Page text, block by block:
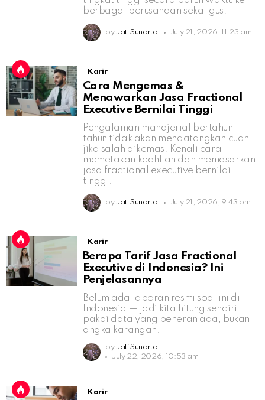
berbagai perusahaan sekaligus.
by Jati Sunarto July 21, 2026, 11:23 am
Karir
Cara Mengemas &
Menawarkan Jasa Fractional
Executive Bernilai Tinggi
Pengalaman manajerial bertahun-
tahun tidak akan mendatangkan cuan
jika salah dikemas. Kenali cara
memetakan keahlian dan memasarkan
jasa fractional executive bernilai
tinggi.
by Jati Sunarto July 21, 2026, 9:43 pm
Karir
Berapa Tarif Jasa Fractional
Executive di Indonesia? Ini
Penjelasannya
Belum ada laporan resmi soal ini di
Indonesia — jadi kita hitung sendiri
pakai data yang beneran ada, bukan
angka karangan.
by Jati Sunarto
July 22, 2026, 10:53 am
Karir